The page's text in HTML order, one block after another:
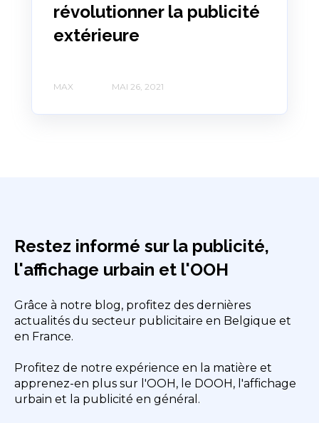
révolutionner la publicité
extérieure
MAX MAI 26, 2021
Restez informé sur la publicité,
l'affichage urbain et l'OOH
Grâce à notre blog, profitez des dernières
actualités du secteur publicitaire en Belgique et
en France.
Profitez de notre expérience en la matière et
apprenez-en plus sur l'OOH, le DOOH, l'affichage
urbain et la publicité en général.